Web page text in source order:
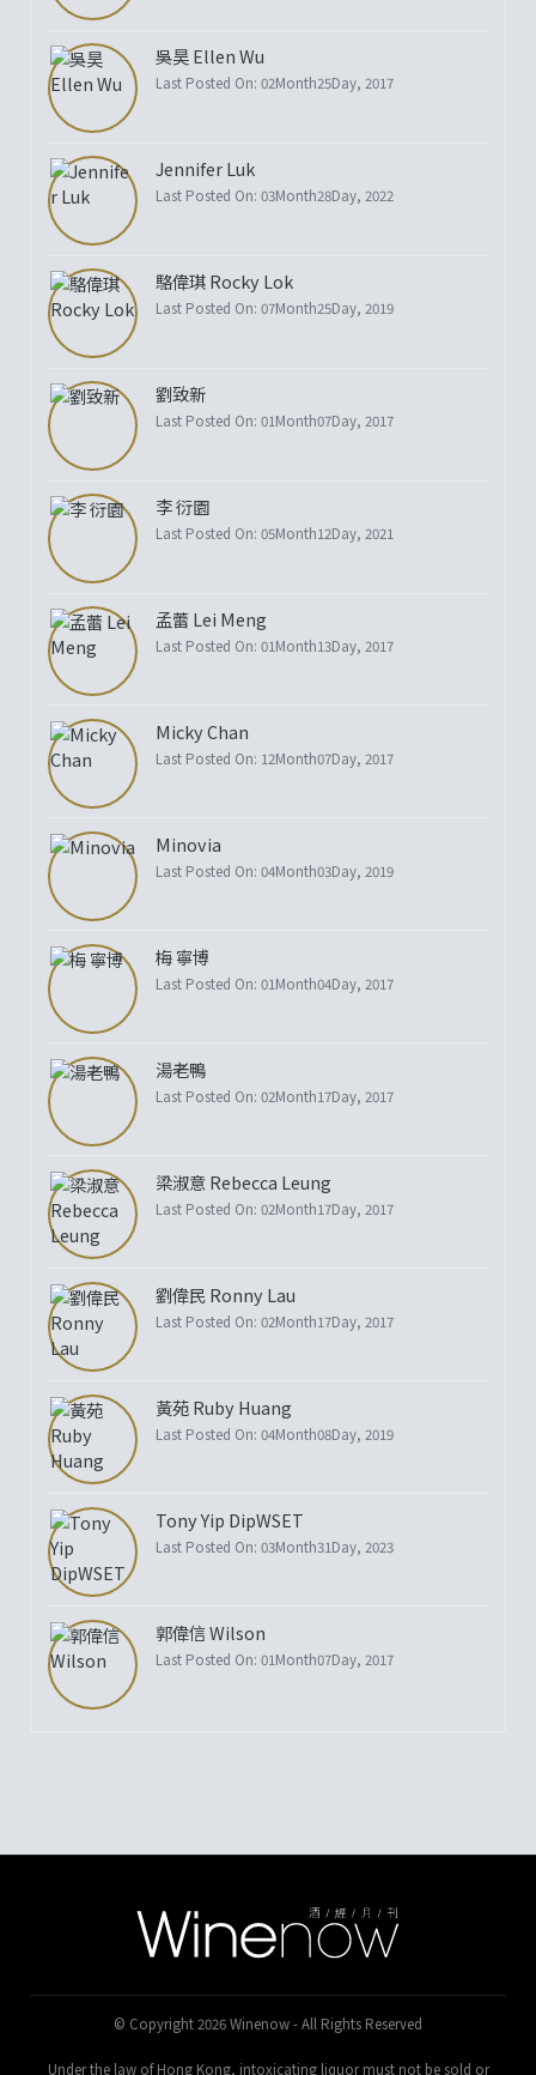
吳昊 Ellen Wu
Last Posted On: 02Month25Day, 2017
Jennifer Luk
Last Posted On: 03Month28Day, 2022
駱偉琪 Rocky Lok
Last Posted On: 07Month25Day, 2019
劉致新
Last Posted On: 01Month07Day, 2017
李 衍園
Last Posted On: 05Month12Day, 2021
孟蕾 Lei Meng
Last Posted On: 01Month13Day, 2017
Micky Chan
Last Posted On: 12Month07Day, 2017
Minovia
Last Posted On: 04Month03Day, 2019
梅 寧博
Last Posted On: 01Month04Day, 2017
湯老鴨
Last Posted On: 02Month17Day, 2017
梁淑意 Rebecca Leung
Last Posted On: 02Month17Day, 2017
劉偉民 Ronny Lau
Last Posted On: 02Month17Day, 2017
黃苑 Ruby Huang
Last Posted On: 04Month08Day, 2019
Tony Yip DipWSET
Last Posted On: 03Month31Day, 2023
郭偉信 Wilson
Last Posted On: 01Month07Day, 2017
© Copyright 2026 Winenow - All Rights Reserved
Under the law of Hong Kong, intoxicating liquor must not be sold or